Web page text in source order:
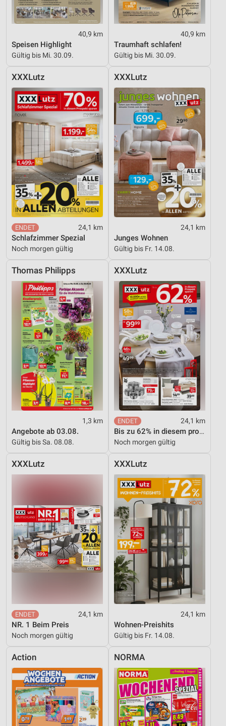
40,9 km
Speisen Highlight
Gültig bis Mi. 30.09.
40,9 km
Traumhaft schlafen!
Gültig bis Mi. 30.09.
XXXLutz
24,1 km
Schlafzimmer Spezial
Noch morgen gültig
XXXLutz
24,1 km
Junges Wohnen
Gültig bis Fr. 14.08.
Thomas Philipps
1,3 km
Angebote ab 03.08.
Gültig bis Sa. 08.08.
XXXLutz
24,1 km
Bis zu 62% in diesem prospekt
Noch morgen gültig
XXXLutz
24,1 km
NR. 1 Beim Preis
Noch morgen gültig
XXXLutz
24,1 km
Wohnen-Preishits
Gültig bis Fr. 14.08.
Action NORMA
Analyse von Zielgruppen durch Statistiken oder
Kombinationen von Daten aus verschiedenen
Quellen
Entwicklung und Verbesserung der Angebote
Inhalten
IAB-Besonderheiten:
Verwendung genauer Standortdaten
Geräte anhand von aktiv angeforderten
Informationen identifizieren
Nicht-IAB-Verarbeitungszwecke:
Notwendig
Performance
Funktional
Werbung